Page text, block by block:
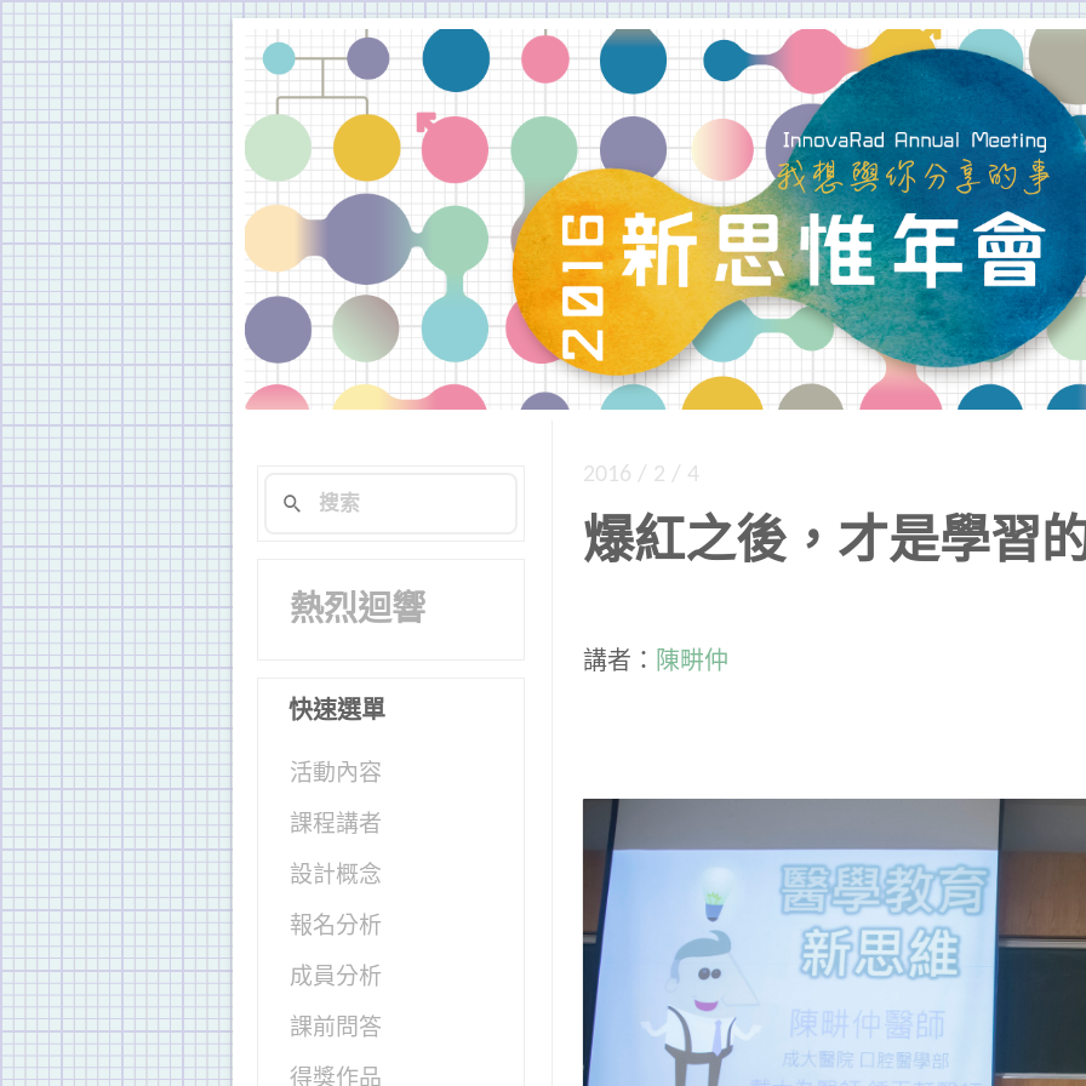
新思惟年會：我想與你分享的事
被稱為「婚禮之外最常遇到同學的場合」，新思惟年會讓新思惟之友們廣
2016 / 2 / 4
爆紅之後，才是學習
講者： 陳畊仲
熱烈迴響
快速選單
活動內容
課程講者
設計概念
報名分析
成員分析
課前問答
得獎作品